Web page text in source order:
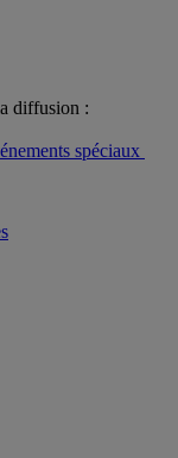
diffusion :
spéciaux